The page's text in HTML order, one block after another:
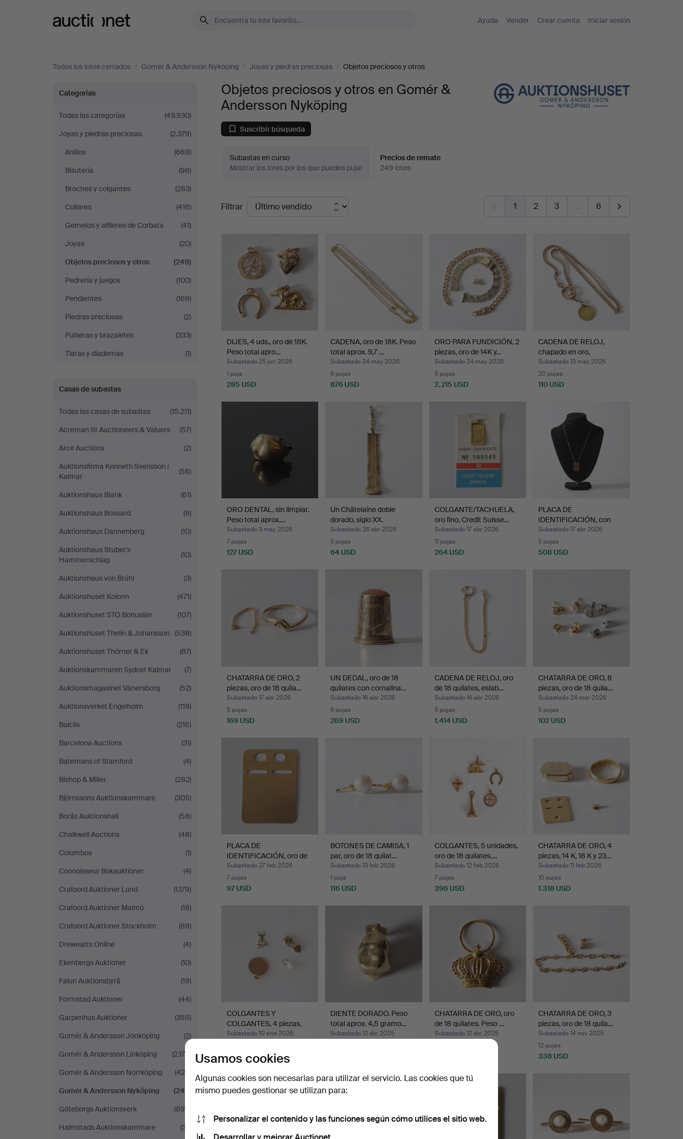
Ayuda Vender Crear cuenta Iniciar sesión
Todos los lotes cerrados / Gomér & Andersson Nyköping / Joyas y piedras preciosas / Objetos preciosos y otros
Objetos
preciosos
y
otros
en
Gomér
Andersson
Nyköping
Categorías
Todas las categorías
(49.930)
Joyas y piedras preciosas
(2.379)
Anillos
(669)
Bisutería
(96)
Broches y colgantes
(283)
Collares
(416)
Gemelos y alfileres de Corbata
(41)
Joyas
(20)
Objetos preciosos y otros
(249)
Pedrería y juegos
(100)
Pendientes
(169)
Piedras preciosas
(2)
Pulseras y brazaletes
(333)
Tiaras y diademas
(1)
Casas de subastas
Todas las casas de subastas
(15.211)
Acreman St Auctioneers & Valuers
(57)
Arce Auctions
(2)
Auktionsfirma Kenneth Svensson i
Kalmar
(56)
Auktionshaus Blank
(61)
Auktionshaus Bossard
(9)
Auktionshaus Dannenberg
(10)
Auktionshaus Stuber's
Hammerschlag
(10)
Auktionshaus von Brühl
(3)
Auktionshuset Kolonn
(471)
Auktionshuset STO Bohuslän
(107)
Auktionshuset Thelin & Johansson
(538)
Auktionshuset Thörner & Ek
(87)
Auktionskammaren Sydost Kalmar
(7)
Auktionsmagasinet Vänersborg
(52)
Auktionsverket Engelholm
(119)
Balclis
(216)
Barcelona Auctions
(31)
Batemans of Stamford
(4)
Bishop & Miller
(282)
Björnssons Auktionskammare
(305)
Borås Auktionshall
(58)
Chalkwell Auctions
(48)
Colombos
(1)
Connoisseur Bokauktioner
(4)
Crafoord Auktioner Lund
(1.179)
Crafoord Auktioner Malmö
(18)
Crafoord Auktioner Stockholm
(89)
Dreweatts Online
(4)
Ekenbergs Auktioner
(10)
Falun Auktionsbyrå
(19)
Formstad Auktioner
(44)
Garpenhus Auktioner
(355)
Gomér & Andersson Jönköping
(2)
Gomér & Andersson Linköping
(2.176)
Gomér & Andersson Norrköping
(424)
Gomér & Andersson Nyköping
(249)
Göteborgs Auktionsverk
(890)
Halmstads Auktionskammare
(37)
Objetos preciosos y otros en Gomér &
Andersson Nyköping
Suscribir búsqueda
Subastas en curso
Mostrar los lotes por los que puedes pujar
Precios de remate
249 lotes
Precios
de
Filtrar 1 2 3 … 6
DIJES, 4 uds., oro de 18K.
Peso total apro…
Subastado 25 jun 2026
1 puja
285 USD
CADENA, oro de 18K. Peso
total aprox. 9,7 …
Subastado 24 may 2026
6 pujas
876 USD
ORO PARA FUNDICIÓN, 2
piezas, oro de 14K y…
Subastado 24 may 2026
5 pujas
2.215 USD
CADENA DE RELOJ,
chapado en oro,
eslabones…
Subastado 13 may 2026
20 pujas
110 USD
ORO DENTAL, sin limpiar.
Peso total aprox.…
Subastado 3 may 2026
7 pujas
127 USD
Un Châtelaine doble
dorado, siglo XX.
Subastado 26 abr 2026
3 pujas
64 USD
COLGANTE/TACHUELA,
oro fino, Credit Suisse…
Subastado 17 abr 2026
11 pujas
264 USD
PLACA DE
IDENTIFICACIÓN, con
collar, de Ce…
Subastado 17 abr 2026
5 pujas
508 USD
CHATARRA DE ORO, 2
piezas, oro de 18 quila…
Subastado 17 abr 2026
5 pujas
169 USD
UN DEDAL, oro de 18
quilates con cornalina…
Subastado 16 abr 2026
6 pujas
269 USD
CADENA DE RELOJ, oro
de 18 quilates, eslab…
Subastado 16 abr 2026
5 pujas
1.414 USD
CHATARRA DE ORO, 8
piezas, oro de 18 quila…
Subastado 24 mar 2026
5 pujas
102 USD
PLACA DE
IDENTIFICACIÓN, oro de
18 quilate…
Subastado 27 feb 2026
7 pujas
97 USD
BOTONES DE CAMISA, 1
par, oro de 18 quilat…
Subastado 13 feb 2026
1 puja
116 USD
COLGANTES, 5 unidades,
oro de 18 quilates.…
Subastado 12 feb 2026
7 pujas
396 USD
CHATARRA DE ORO, 4
piezas, 14 K, 18 K y 23…
Subastado 11 feb 2026
10 pujas
1.318 USD
COLGANTES Y
COLGANTES, 4 piezas,
oro de 18…
Subastado 10 ene 2026
186 USD
DIENTE DORADO. Peso
total aprox. 4,5 gramo…
Subastado 12 dic 2025
CHATARRA DE ORO, oro
de 18 quilates. Peso …
Subastado 12 dic 2025
CHATARRA DE ORO, 3
piezas, oro de 18 quila…
Subastado 14 nov 2025
12 pujas
338 USD
Usamos cookies
Algunas cookies son necesarias para utilizar el servicio. Las cookies que tú
mismo puedes gestionar se utilizan para:
Personalizar el contenido y las funciones según cómo utilices el sitio web.